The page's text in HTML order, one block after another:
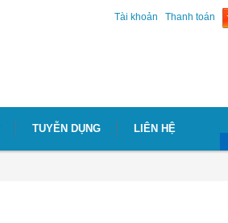
Tài khoản Thanh toán
TUYỄN DỤNG LIÊN HỆ